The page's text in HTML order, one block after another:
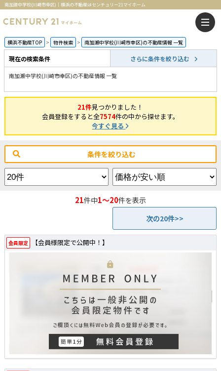
南加瀬中学校(川崎市幸区)｜横浜の不動産はセンチュリー21マイホーム
横浜不動産TOP 物件検索 南加瀬中学校(川崎市幸区)の不動産情報 一覧
現在の検索条件 さらに条件を絞り込む
南加瀬中学校(川崎市幸区)の不動産情報 一覧
21件見つかりました！
会員登録をすると全7574件の中から探せます。
今すぐ見る
条件を絞り込む
21件中1～20件を表示
次の20件>>
会員限定 【会員様限定で公開中！】